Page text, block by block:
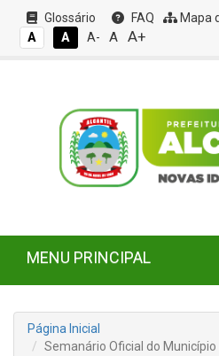
Glossário FAQ Mapa
A
A A- A A+
MENU PRINCIPAL
Página Inicial
Semanário Oficial do